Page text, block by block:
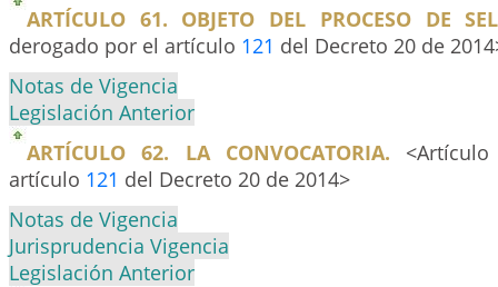
ARTÍCULO 61. OBJETO DEL PROCESO DE
derogado por el artículo 121 del Decreto 20 de
Notas de Vigencia
Legislación Anterior
ARTÍCULO 62. LA CONVOCATORIA.
artículo 121 del Decreto 20 de 2014>
Notas de Vigencia
Jurisprudencia Vigencia
Legislación Anterior